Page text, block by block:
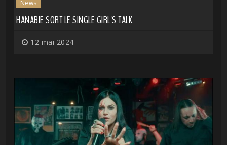
News
HANABIE SORT LE SINGLE GIRL'S TALK
12 mai 2024